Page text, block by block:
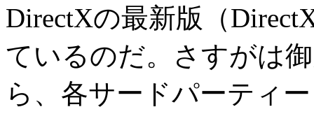
DirectXの最新版（
ているのだ。さすがは
ら、各サードパーティ